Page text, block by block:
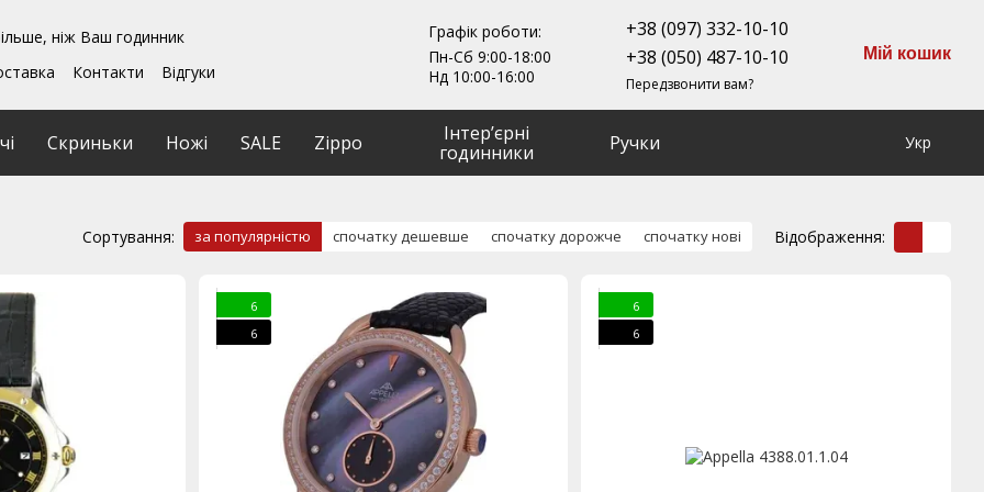
ніж Ваш годинник
Контакти
Відгуки
Графік роботи:
Пн-Сб 9:00-18:00
Нд 10:00-16:00
+38 (097) 332-10-10
+38 (050) 487-10-10
Передзвонити вам?
Мій кошик
Скриньки Ножі SALE Zippo
Інтерʼєрні
годинники
Ручки Укр
Сортування: за популярністю спочатку дешевше спочатку дорожче спочатку нові Відображення:
6
6
6
6